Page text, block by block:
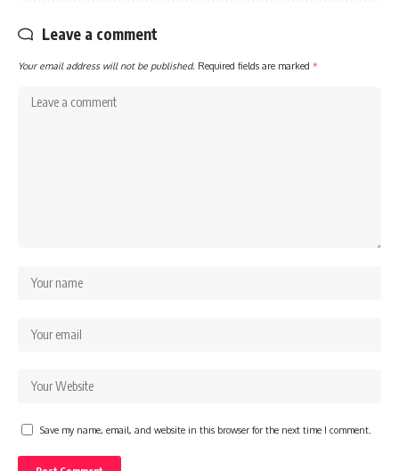
Leave a comment
Your email address will not be published. Required fields are marked *
Save my name, email, and website in this browser for the next time I comment.